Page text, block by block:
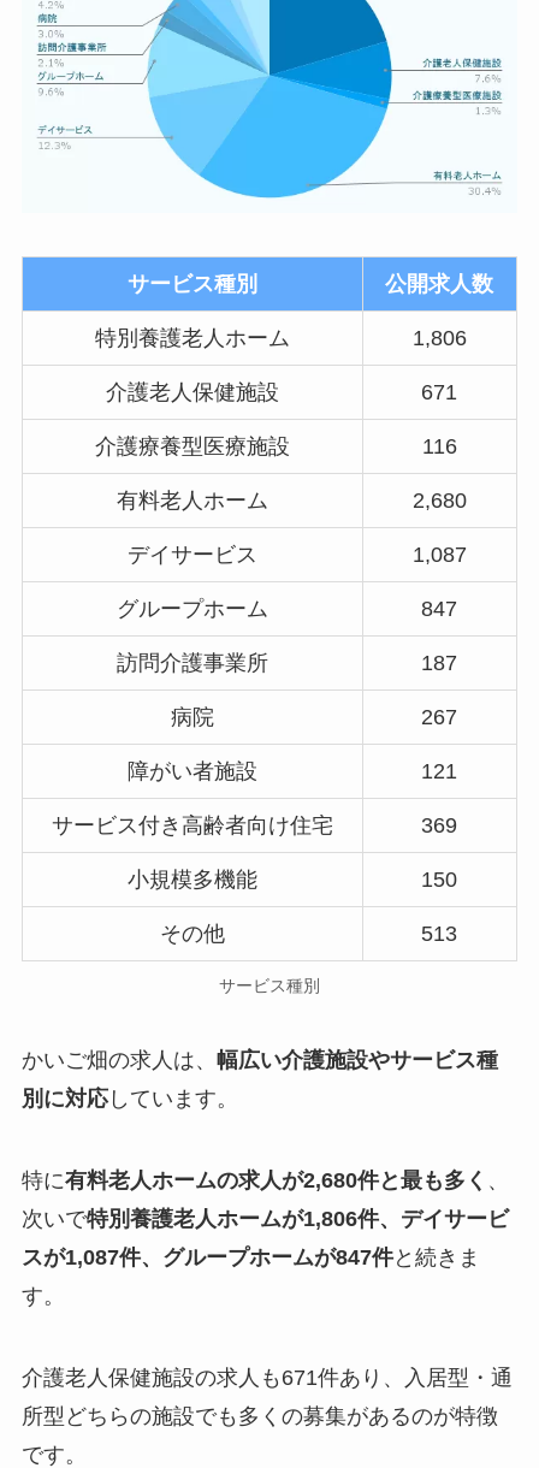
サービス種別 公開求人数
特別養護老人ホーム 1,806
介護老人保健施設 671
介護療養型医療施設 116
有料老人ホーム 2,680
デイサービス 1,087
グループホーム 847
訪問介護事業所 187
病院 267
障がい者施設 121
サービス付き高齢者向け住宅 369
小規模多機能 150
その他 513
サービス種別
かいご畑の求人は、 幅広い介護施設やサービス種
別に対応しています。
特に有料老人ホームの求人が2,680件と最も多く 、
次いで特別養護老人ホームが1,806件、デイサービ
スが1,087件、グループホームが847件と続きま
す。
介護老人保健施設の求人も671件あり、入居型・通
所型どちらの施設でも多くの募集があるのが特徴
です。